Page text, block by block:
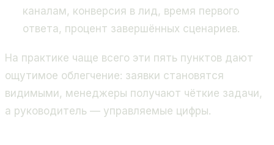
каналам, конверсия в лид, время первого
ответа, процент завершённых сценариев.
На практике чаще всего эти пять пунктов дают
ощутимое облегчение: заявки становятся
видимыми, менеджеры получают чёткие задачи,
а руководитель — управляемые цифры.